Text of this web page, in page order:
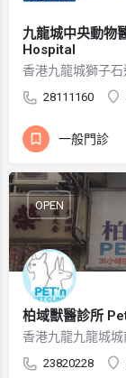
九龍城中央動物
Hospital
香港九龍城獅子
28111160
一般門診
柏域獸醫診所
香港九龍九龍城
23820228
OPEN